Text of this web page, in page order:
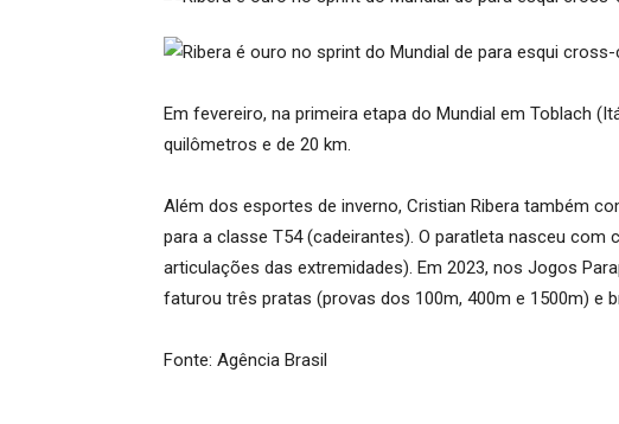
Em fevereiro, na primeira etapa do Mundial em Toblach
quilômetros e de 20 km.
Além dos esportes de inverno, Cristian Ribera também
para a classe T54 (cadeirantes). O paratleta nasceu
articulações das extremidades). Em 2023, nos Jogos
faturou três pratas (provas dos 100m, 400m e 1500m) e
Fonte: Agência Brasil